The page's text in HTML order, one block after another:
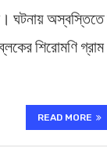
ঘটনায় অস্বস্তিতে
শিরোমণি
READ MORE